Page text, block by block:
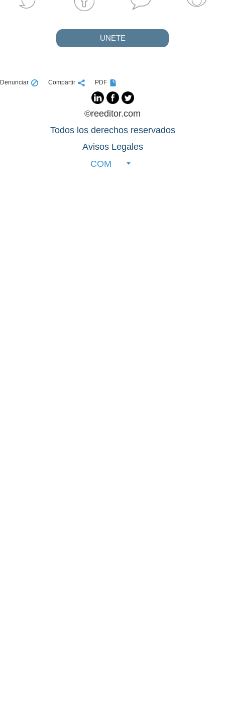
UNETE
Denunciar Compartir PDF
©reeditor.com
Todos los derechos reservados
Avisos Legales